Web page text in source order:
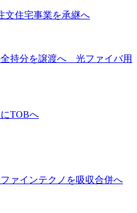
文住宅事業を承継へ
持分を譲渡へ 光ファイバ用
TOBへ
ァインテクノを吸収合併へ